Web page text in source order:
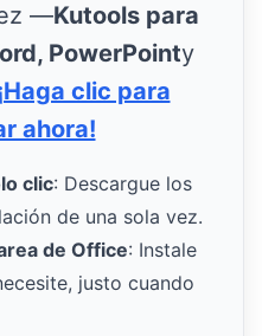
—Kutools para
PowerPointy
clic para
ahora!
clic: Descargue los
de una sola vez.
de Office: Instale
justo cuando